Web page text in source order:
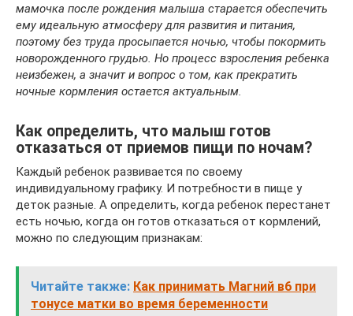
мамочка после рождения малыша старается обеспечить
ему идеальную атмосферу для развития и питания,
поэтому без труда просыпается ночью, чтобы покормить
новорожденного грудью. Но процесс взросления ребенка
неизбежен, а значит и вопрос о том, как прекратить
ночные кормления остается актуальным.
Как определить, что малыш готов
отказаться от приемов пищи по ночам?
Каждый ребенок развивается по своему
индивидуальному графику. И потребности в пище у
деток разные. А определить, когда ребенок перестанет
есть ночью, когда он готов отказаться от кормлений,
можно по следующим признакам:
Читайте также: Как принимать Магний в6 при
тонусе матки во время беременности